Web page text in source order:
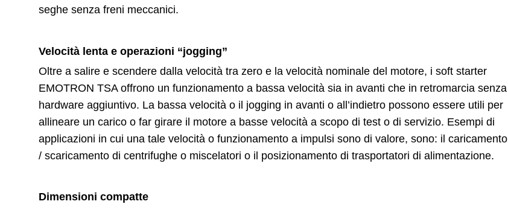
seghe senza freni meccanici.
Velocità lenta e operazioni “jogging”
Oltre a salire e scendere dalla velocità tra zero e la velocità nominale del motore, i soft starter
EMOTRON TSA offrono un funzionamento a bassa velocità sia in avanti che in retromarcia senza
hardware aggiuntivo. La bassa velocità o il jogging in avanti o all’indietro possono essere utili per
allineare un carico o far girare il motore a basse velocità a scopo di test o di servizio. Esempi di
applicazioni in cui una tale velocità o funzionamento a impulsi sono di valore, sono: il caricamento
/ scaricamento di centrifughe o miscelatori o il posizionamento di trasportatori di alimentazione.
Dimensioni compatte